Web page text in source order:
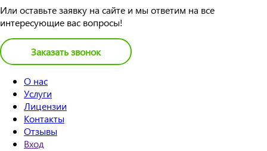
Или оставьте заявку на сайте и мы ответим на все
интересующие вас вопросы!
Заказать звонок
О нас
Услуги
Лицензии
Контакты
Отзывы
Вход